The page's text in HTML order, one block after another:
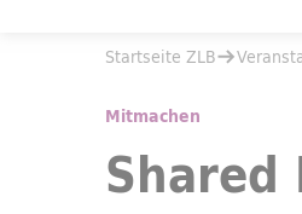
Veranstaltungsübersicht
Shared Reading 09.08.
Sie befinden sich hier:
Startseite ZLB
Mitmachen
Shared